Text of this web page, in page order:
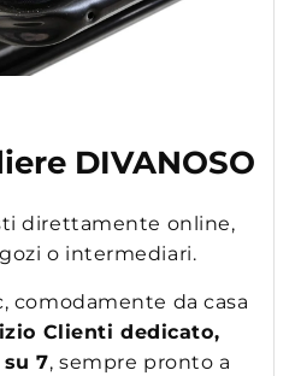
DIVANOSO
direttamente online,
o intermediari.
comodamente da casa
Clienti dedicato,
7, sempre pronto a